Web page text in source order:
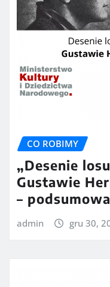
CO ROBIMY
„Desenie
Gustawie
–
admin gru 30,